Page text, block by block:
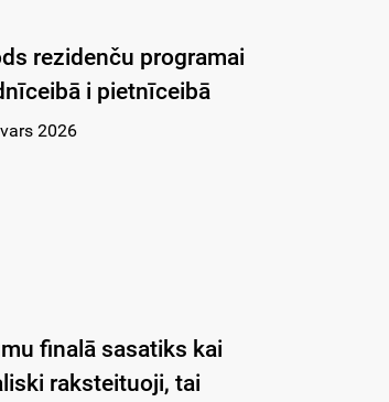
rezidenču programai
i pietnīceibā
2026
finalā sasatiks kai
raksteituoji, tai